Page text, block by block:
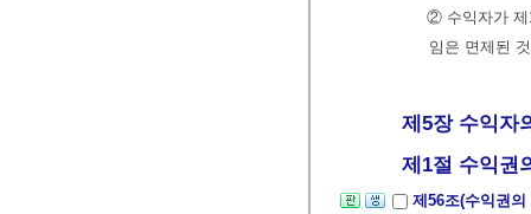
② 수익자가 제
임은 면제된
제5장 수익자의
제1절 수익권의
제56조(수익권